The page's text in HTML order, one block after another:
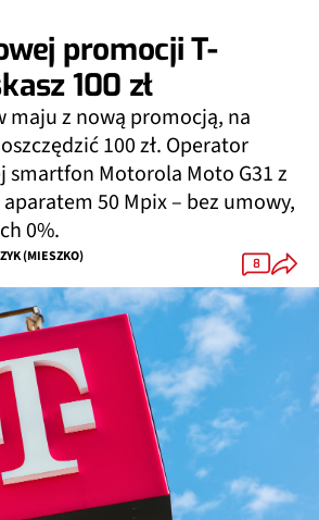
promocji T-
100 zł
maju z nową promocją, na
100 zł. Operator
Motorola Moto G31 z
50 Mpix – bez umowy,
0%.
(MIESZKO)
8